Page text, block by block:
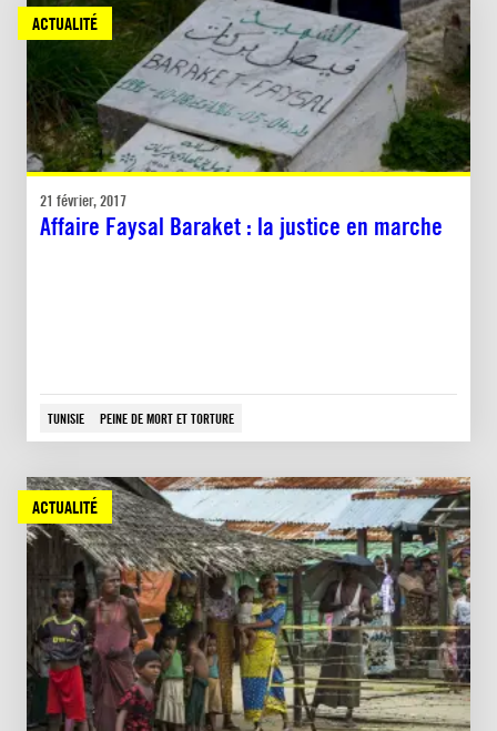
ACTUALITÉ
21 février, 2017
Affaire Faysal Baraket : la justice en marche
TUNISIE PEINE DE MORT ET TORTURE
ACTUALITÉ